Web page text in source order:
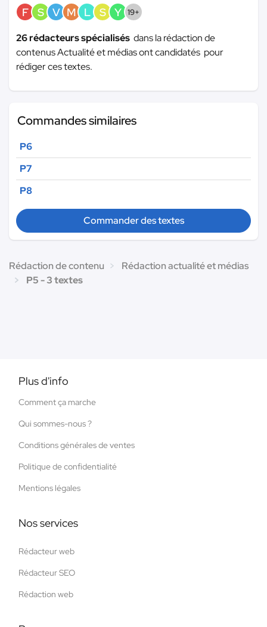
F S V M L S Y 19+
26 rédacteurs spécialisés dans la rédaction de
contenus Actualité et médias ont candidatés pour
rédiger ces textes.
Commandes similaires
P6
P7
P8
Commander des textes
Rédaction de contenu
Rédaction actualité et médias
P5 - 3 textes
Plus d'info
Comment ça marche
Qui sommes-nous ?
Conditions générales de ventes
Politique de confidentialité
Mentions légales
Nos services
Rédacteur web
Rédacteur SEO
Rédaction web